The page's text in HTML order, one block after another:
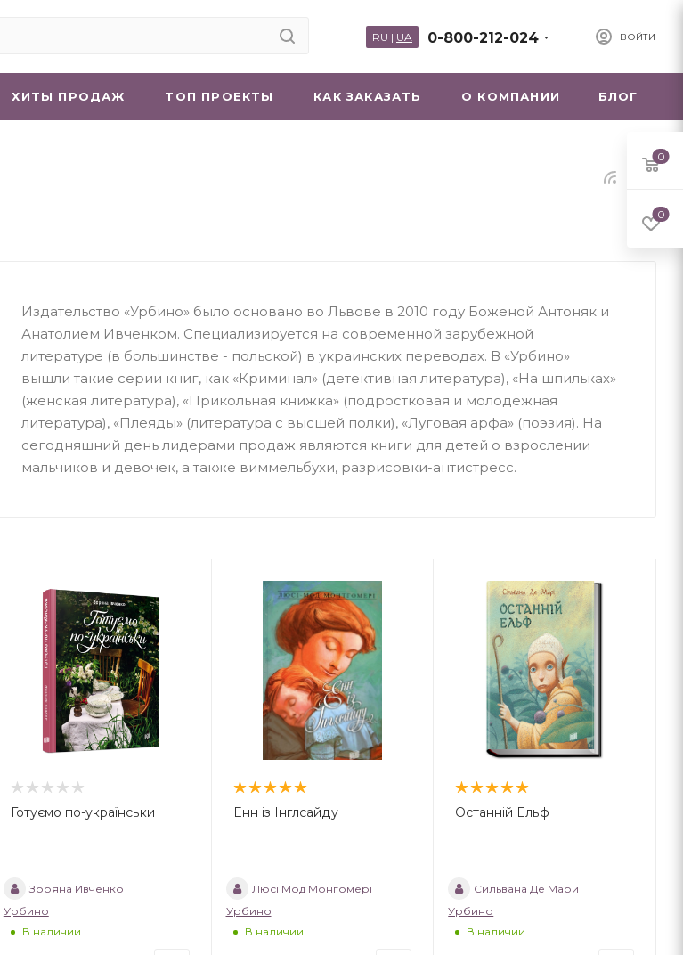
ВОЙТИ
0-800-212-024
RU | UA
ХИТЫ ПРОДАЖ ТОП ПРОЕКТЫ КАК ЗАКАЗАТЬ О КОМПАНИИ БЛОГ
Издательство «Урбино» было основано во Львове в 2010 году Боженой Антоняк и
Анатолием Ивченком. Специализируется на современной зарубежной
литературе (в большинстве - польской) в украинских переводах. В «Урбино»
вышли такие серии книг, как «Криминал» (детективная литература), «На шпильках»
(женская литература), «Прикольная книжка» (подростковая и молодежная
литература), «Плеяды» (литература с высшей полки), «Луговая арфа» (поэзия). На
сегодняшний день лидерами продаж являются книги для детей о взрослении
мальчиков и девочек, а также виммельбухи, разрисовки-антистресс.
Готуємо по-українськи
Зоряна Ивченко
Урбино
В наличии
Енн із Інглсайду
Люсі Мод Монгомері
Урбино
В наличии
Останній Ельф
Сильвана Де Мари
Урбино
В наличии
0
0